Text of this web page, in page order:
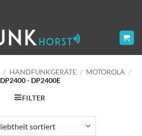
/ HANDFUNKGERÄTE / MOTOROLA /
DP2400 - DP2400E
FILTER